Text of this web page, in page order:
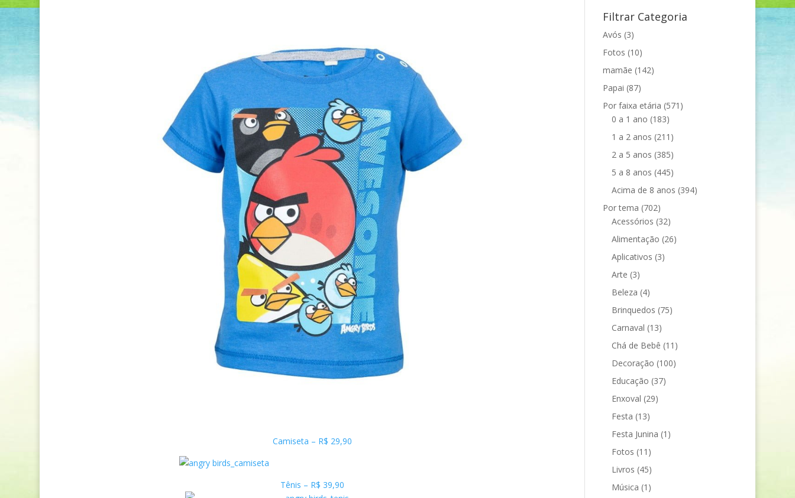
Camiseta – R$ 29,90
Tênis – R$ 39,90
Filtrar Categoria
Avós (3)
Fotos (10)
mamãe (142)
Papai (87)
Por faixa etária (571)
0 a 1 ano (183)
1 a 2 anos (211)
2 a 5 anos (385)
5 a 8 anos (445)
Acima de 8 anos (394)
Por tema (702)
Acessórios (32)
Alimentação (26)
Aplicativos (3)
Arte (3)
Beleza (4)
Brinquedos (75)
Carnaval (13)
Chá de Bebê (11)
Decoração (100)
Educação (37)
Enxoval (29)
Festa (13)
Festa Junina (1)
Fotos (11)
Livros (45)
Música (1)